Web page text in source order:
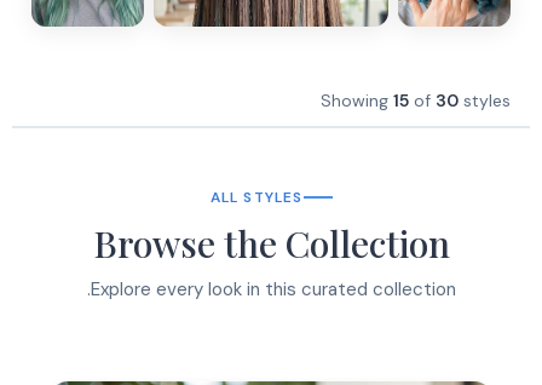
Showing 15 of 30 styles
ALL STYLES
Browse the Collection
Explore every look in this curated collection.